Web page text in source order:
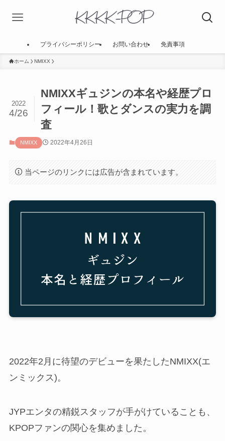
プライバシーポリシー お問い合わせ 免責事項
ホーム NMIXX
NMIXXギュジンの本名や経歴プロ
フィール！歌とダンスの実力を調
査
2022
4/26
NMIXX 2022年4月26日
当ページのリンクには広告が含まれています。
2022年2月に待望のデビューを果たしたNMIXX(エ
ンミックス)。
JYPエンタの精鋭スタッフが手がけていることも、
KPOPファンの関心を集めました。